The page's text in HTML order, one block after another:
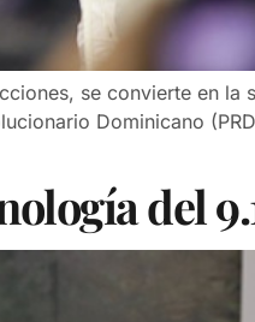
se convierte en la
Dominicano
del